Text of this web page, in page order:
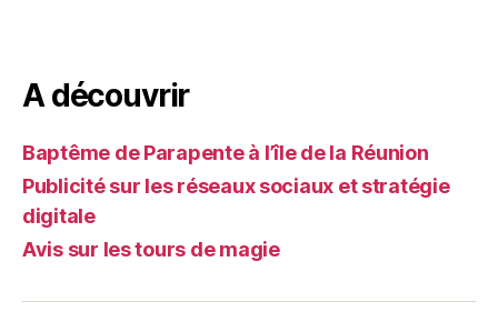
A découvrir
Baptême de Parapente à l’île de la Réunion
Publicité sur les réseaux sociaux et stratégie
digitale
Avis sur les tours de magie